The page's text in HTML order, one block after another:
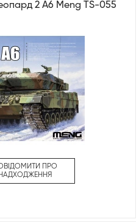
2 А6 Meng TS-055
ПРО